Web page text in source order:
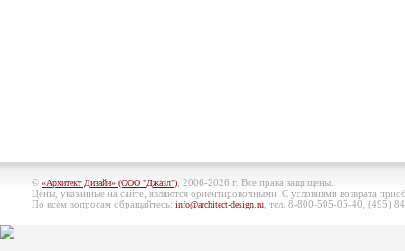
© «Архитект Дизайн» (ООО "Джазл") , 2006-2026 г. Все права защищены.
Цены, указанные на сайте, являются ориентировочными. С условиями возврата
По всем вопросам обращайтесь: info@architect-design.ru , тел. 8-800-505-05-40, (495)